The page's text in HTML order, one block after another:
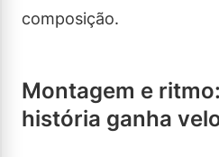
composição.
Montagem e
história ganha